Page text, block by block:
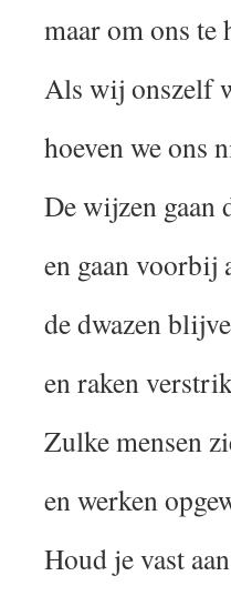
maar om ons te
Als wij onszelf
hoeven we ons
De wijzen gaan
en gaan voorbij
de dwazen
en raken
Zulke mensen
en werken
Houd je vast